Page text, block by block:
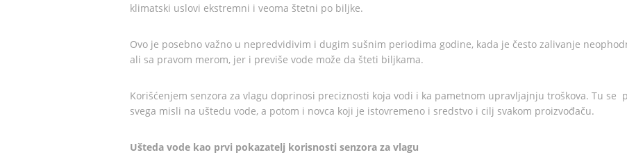
klimatski uslovi ekstremni i veoma štetni po biljke.
Ovo je posebno važno u nepredvidivim i dugim sušnim periodima godine, kada je često zalivanje
ali sa pravom merom, jer i previše vode može da šteti biljkama.
Korišćenjem senzora za vlagu doprinosi preciznosti koja vodi i ka pametnom upravljajnju troškova. Tu se
svega misli na uštedu vode, a potom i novca koji je istovremeno i sredstvo i cilj svakom proizvođaču.
Ušteda vode kao prvi pokazatelj korisnosti senzora za vlagu